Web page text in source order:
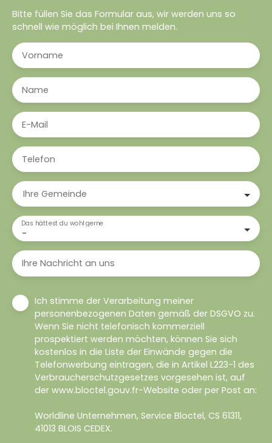
Bitte füllen Sie das Formular aus, wir werden uns so
schnell wie möglich bei Ihnen melden.
Vorname
Name
E-Mail
Telefon
Ihre Gemeinde
-
Das hättest du wohl gerne
Ihre Nachricht an uns
Ich stimme der Verarbeitung meiner
personenbezogenen Daten gemäß der DSGVO zu.
Wenn Sie nicht telefonisch kommerziell
prospektiert werden möchten, können Sie sich
kostenlos in die Liste der Einwände gegen die
Telefonwerbung eintragen, die in Artikel L223-1 des
Verbraucherschutzgesetzes vorgesehen ist, auf
der www.bloctel.gouv.fr-Website oder per Post an:
Worldline Unternehmen, Service Bloctel, CS 61311,
41013 BLOIS CEDEX.